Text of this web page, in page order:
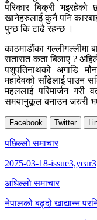
परिकार बिक्री
खानेहरुलाई कुनै पनि
पुग्छ कि टाढै रहन्छ ।
काठमाडौंका गल्लीगल्लीमा
रातारात कता बिलाए ?
पशुपतिनाथको अगाडि
महादेवको साँढेलाई पाउन
महललाई परिमार्जन गरी
समयानुकूल बनाउन जरुरी
Facebook Twitter
Post
navigation
पछिल्लाे समाचार
2075-03-18-issue3,year3
अघिल्लाे समाचार
नेपालको बढ्दो खाद्यान्न